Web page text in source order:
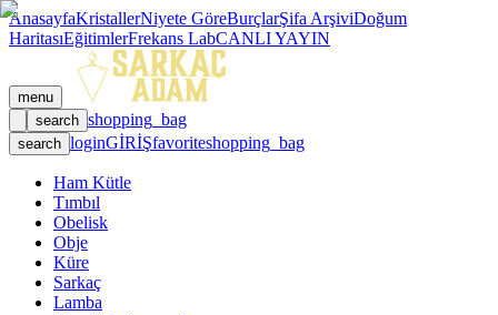
AnasayfaKristallerNiyete GöreBurçlarŞifa ArşiviDoğum
HaritasıEğitimlerFrekans LabCANLI YAYIN
menu
search shopping_bag
search loginGİRİŞfavoriteshopping_bag
Ham Kütle
Tımbıl
Obelisk
Obje
Küre
Sarkaç
Lamba